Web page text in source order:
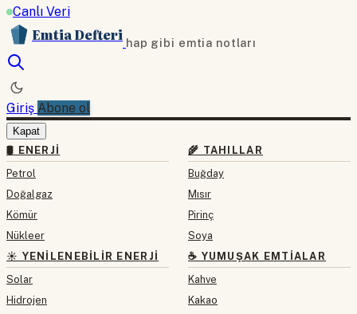
Canlı Veri
Emtia Defteri hap gibi emtia notları
Giriş Abone ol
Kapat
🛢 ENERJI
Petrol
Doğalgaz
Kömür
Nükleer
☀️ YENILENEBILIR ENERJI
Solar
Hidrojen
🌾 TAHILLAR
Buğday
Mısır
Pirinç
Soya
☕ YUMUŞAK EMTIALAR
Kahve
Kakao